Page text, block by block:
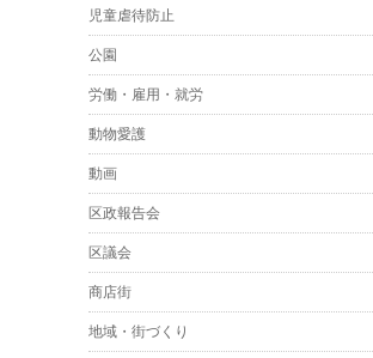
児童虐待防止
公園
労働・雇用・就労
動物愛護
動画
区政報告会
区議会
商店街
地域・街づくり